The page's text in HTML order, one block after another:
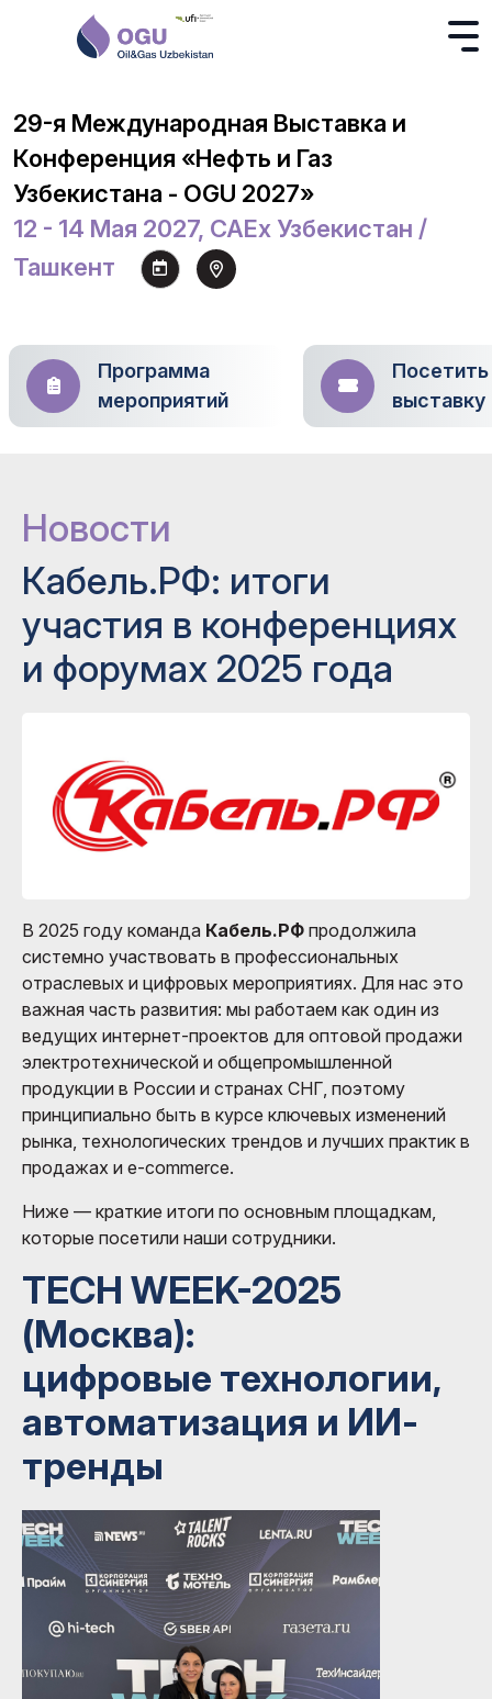
29-я Международная Выставка и
Конференция «Нефть и Газ
Узбекистана - OGU 2027»
12 - 14 Мая 2027, CAEx Узбекистан /
Ташкент
Программа
мероприятий
Посетить
выставку
Новости
Кабель.РФ: итоги
участия в конференциях
и форумах 2025 года
В 2025 году команда Кабель.РФ продолжила
системно участвовать в профессиональных
отраслевых и цифровых мероприятиях. Для нас это
важная часть развития: мы работаем как один из
ведущих интернет-проектов для оптовой продажи
электротехнической и общепромышленной
продукции в России и странах СНГ, поэтому
принципиально быть в курсе ключевых изменений
рынка, технологических трендов и лучших практик в
продажах и e-commerce.
Ниже — краткие итоги по основным площадкам,
которые посетили наши сотрудники.
TECH WEEK-2025
(Москва):
цифровые технологии,
автоматизация и ИИ-
тренды